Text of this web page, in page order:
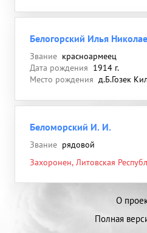
Белогорский Илья
Звание красноармеец
Дата рождения 1914 г.
Место рождения д.Б.Гозек
Беломорский И. И.
Звание рядовой
Захоронен, Литовская
Варена - Мяркине, справа,
О
Полная